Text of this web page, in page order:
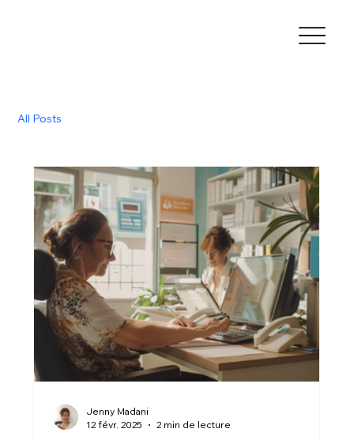
All Posts
Jenny Madani
12 févr. 2025
2 min de lecture